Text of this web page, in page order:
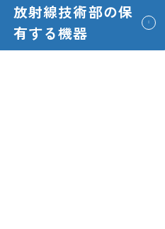
放射線技術部の保
有する機器